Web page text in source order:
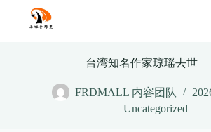
content
台湾知名作家琼瑶去世
FRDMALL 内容团队
Uncategorized